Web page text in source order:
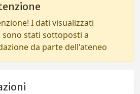
I dati visualizzati
sono stati sottoposti a
da parte dell'ateneo